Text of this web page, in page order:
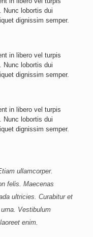
Nunc lobortis dui
dignissim semper.
in libero vel turpis
Nunc lobortis dui
dignissim semper.
in libero vel turpis
Nunc lobortis dui
dignissim semper.
ullamcorper.
felis. Maecenas
ultricies. Curabitur et
Vestibulum
enim.